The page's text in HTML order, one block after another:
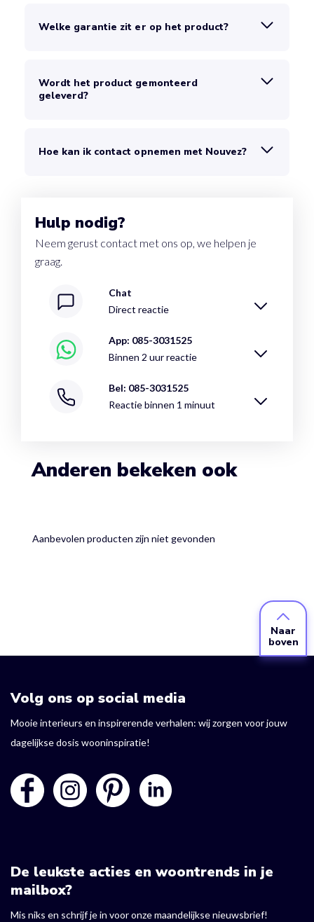
Welke garantie zit er op het product?
Wordt het product gemonteerd
geleverd?
Hoe kan ik contact opnemen met Nouvez?
Hulp nodig?
Neem gerust contact met ons op, we helpen je
graag.
Chat
Direct reactie
App: 085-3031525
Binnen 2 uur reactie
Bel: 085-3031525
Reactie binnen 1 minuut
Anderen bekeken ook
Aanbevolen producten zijn niet gevonden
Naar
boven
Volg ons op social media
Mooie interieurs en inspirerende verhalen: wij zorgen voor jouw
dagelijkse dosis wooninspiratie!
De leukste acties en woontrends in je
mailbox?
Mis niks en schrijf je in voor onze maandelijkse nieuwsbrief!